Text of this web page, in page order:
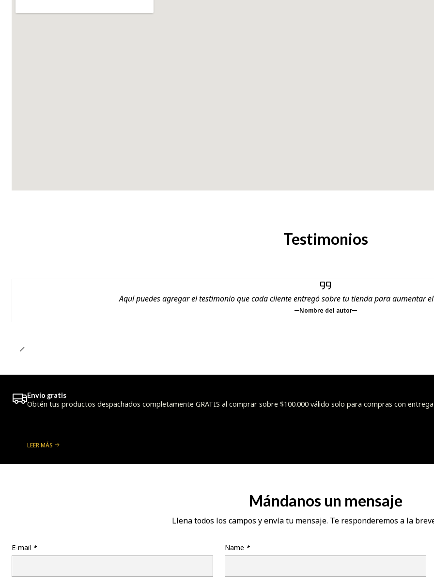
Testimonios
Aquí puedes agregar el testimonio que cada cliente entregó sobre tu tienda para aumentar
Nombre del autor
Envío gratis
Obtén tus productos despachados completamente GRATIS al comprar sobre $100.000 válido solo para compras con
LEER MÁS
Mándanos un mensaje
Llena todos los campos y envía tu mensaje. Te responderemos a la
E-mail * Name *